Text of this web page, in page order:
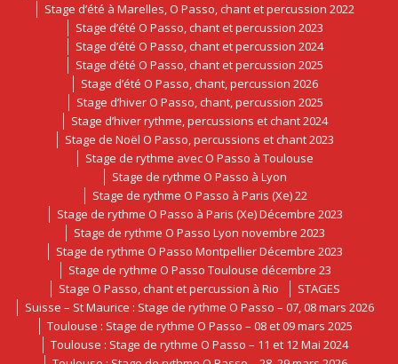
Stage d’été à Marelles, O Passo, chant et percussion 2022
Stage d’été O Passo, chant et percussion 2023
Stage d’été O Passo, chant et percussion 2024
Stage d’été O Passo, chant et percussion 2025
Stage d’été O Passo, chant, percussion 2026
Stage d’hiver O Passo, chant, percussion 2025
Stage d’hiver rythme, percussions et chant 2024
Stage de Noël O Passo, percussions et chant 2023
Stage de rythme avec O Passo à Toulouse
Stage de rythme O Passo à Lyon
Stage de rythme O Passo à Paris (Xe) 22
Stage de rythme O Passo à Paris (Xe) Décembre 2023
Stage de rythme O Passo Lyon novembre 2023
Stage de rythme O Passo Montpellier Décembre 2023
Stage de rythme O Passo Toulouse décembre 23
Stage O Passo, chant et percussion à Rio
STAGES
Suisse – St Maurice : Stage de rythme O Passo – 07, 08 mars 2026
Toulouse : Stage de rythme O Passo – 08 et 09 mars 2025
Toulouse : Stage de rythme O Passo – 11 et 12 Mai 2024